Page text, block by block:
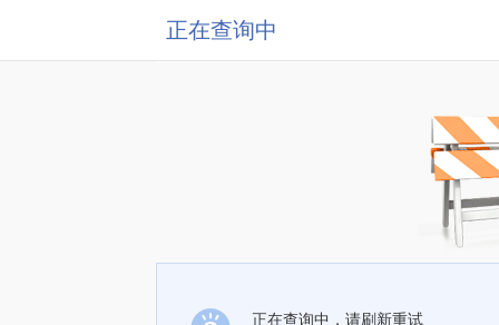
正在查询中
正在查询中，请刷新重试